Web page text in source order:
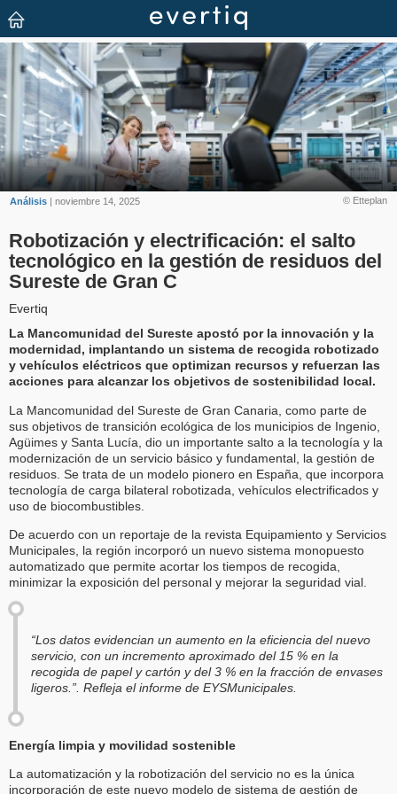
© Etteplan
Análisis | noviembre 14, 2025
Robotización y electrificación: el salto
tecnológico en la gestión de residuos del
Sureste de Gran C
Evertiq
La Mancomunidad del Sureste apostó por la innovación y la
modernidad, implantando un sistema de recogida robotizado
y vehículos eléctricos que optimizan recursos y refuerzan las
acciones para alcanzar los objetivos de sostenibilidad local.
La Mancomunidad del Sureste de Gran Canaria, como parte de
sus objetivos de transición ecológica de los municipios de Ingenio,
Agüimes y Santa Lucía, dio un importante salto a la tecnología y la
modernización de un servicio básico y fundamental, la gestión de
residuos. Se trata de un modelo pionero en España, que incorpora
tecnología de carga bilateral robotizada, vehículos electrificados y
uso de biocombustibles.
De acuerdo con un reportaje de la revista Equipamiento y Servicios
Municipales, la región incorporó un nuevo sistema monopuesto
automatizado que permite acortar los tiempos de recogida,
minimizar la exposición del personal y mejorar la seguridad vial.
“Los datos evidencian un aumento en la eficiencia del nuevo
servicio, con un incremento aproximado del 15 % en la
recogida de papel y cartón y del 3 % en la fracción de envases
ligeros.”. Refleja el informe de EYSMunicipales.
Energía limpia y movilidad sostenible
La automatización y la robotización del servicio no es la única
incorporación de este nuevo modelo de sistema de gestión de